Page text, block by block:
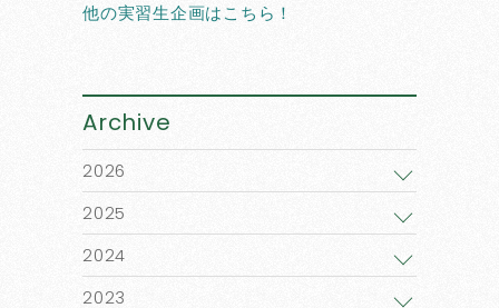
他の実習生企画はこちら！
Archive
2026
2025
2024
2023